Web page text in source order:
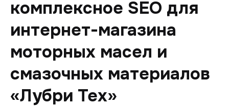
комплексное SEO для
интернет-магазина
моторных масел и
смазочных материалов
«Лубри Тех»